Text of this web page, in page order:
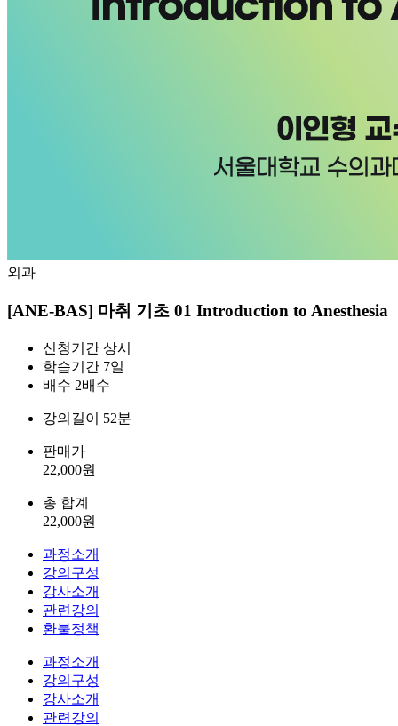
외과
[ANE-BAS] 마취 기초 01 Introduction to Anesthesia
신청기간 상시
학습기간 7일
배수 2배수
강의길이 52분
판매가
22,000원
총 합계
22,000원
과정소개
강의구성
강사소개
관련강의
환불정책
과정소개
강의구성
강사소개
관련강의